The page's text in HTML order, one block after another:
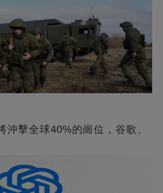
沖擊全球40%的崗位，谷歌、